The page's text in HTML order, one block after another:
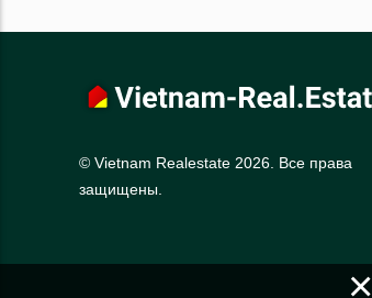
© Vietnam Realestate 2026. Все права
защищены.
×